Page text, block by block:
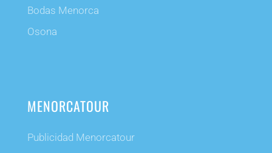
Bodas Menorca
Osona
MENORCATOUR
Publicidad Menorcatour